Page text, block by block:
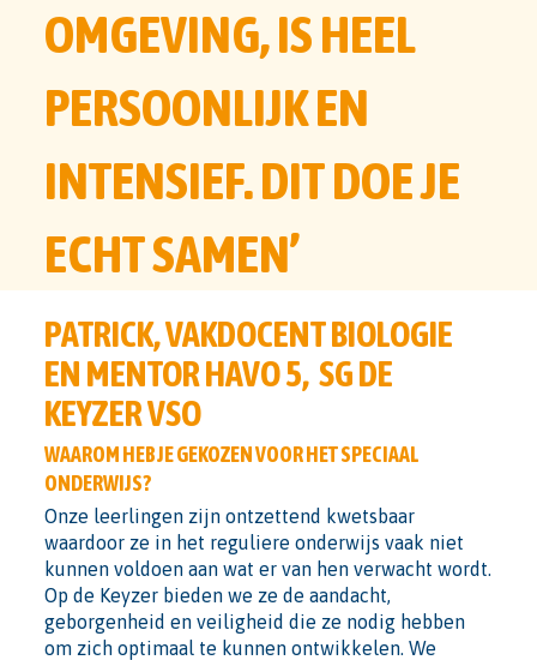
OMGEVING, IS HEEL
PERSOONLIJK EN
INTENSIEF. DIT DOE JE
ECHT SAMEN’
PATRICK, VAKDOCENT BIOLOGIE
EN MENTOR HAVO 5, SG DE
KEYZER VSO
WAAROM HEB JE GEKOZEN VOOR HET SPECIAAL
ONDERWIJS?
Onze leerlingen zijn ontzettend kwetsbaar
waardoor ze in het reguliere onderwijs vaak niet
kunnen voldoen aan wat er van hen verwacht wordt.
Op de Keyzer bieden we ze de aandacht,
geborgenheid en veiligheid die ze nodig hebben
om zich optimaal te kunnen ontwikkelen. We